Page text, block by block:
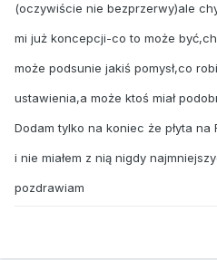
(oczywiście nie bezprzerwy)ale
mi już koncepcji-co to może
może podsunie jakiś pomysł,co
ustawienia,a może ktoś miał
Dodam tylko na koniec że płyta na
i nie miałem z nią nigdy
pozdrawiam